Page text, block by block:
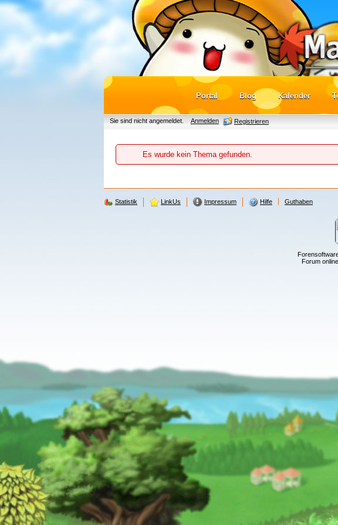
Sie sind nicht angemeldet. Anmelden Registrieren
Portal Blog Kalender
Es wurde kein Thema gefunden.
Statistik LinkUs Impressum Hilfe Guthaben
Forum